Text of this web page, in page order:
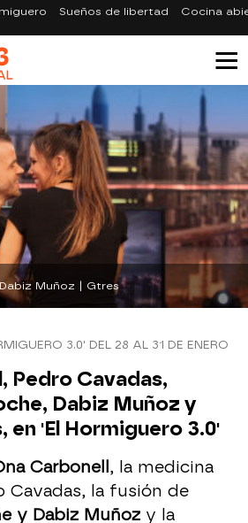
Sueños de libertad Cocina
3.0' DEL 28 AL 31 DE ENERO
Pedro Cavadas,
Dabiz Muñoz y
en 'El Hormiguero 3.0'
Carbonell , la medicina
Cavadas, la fusión de
y Dabiz Muñozy la
Muñoz | Gtres